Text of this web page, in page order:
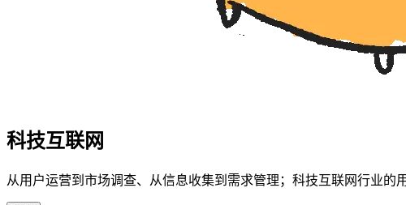
科技互联网
从用户运营到市场调查、从信息收集到需求管理；科技互联网行业的